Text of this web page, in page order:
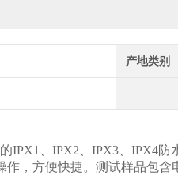
产地类别
IPX1、IPX2、IPX3、IPX4
，方便快捷。测试样品包含